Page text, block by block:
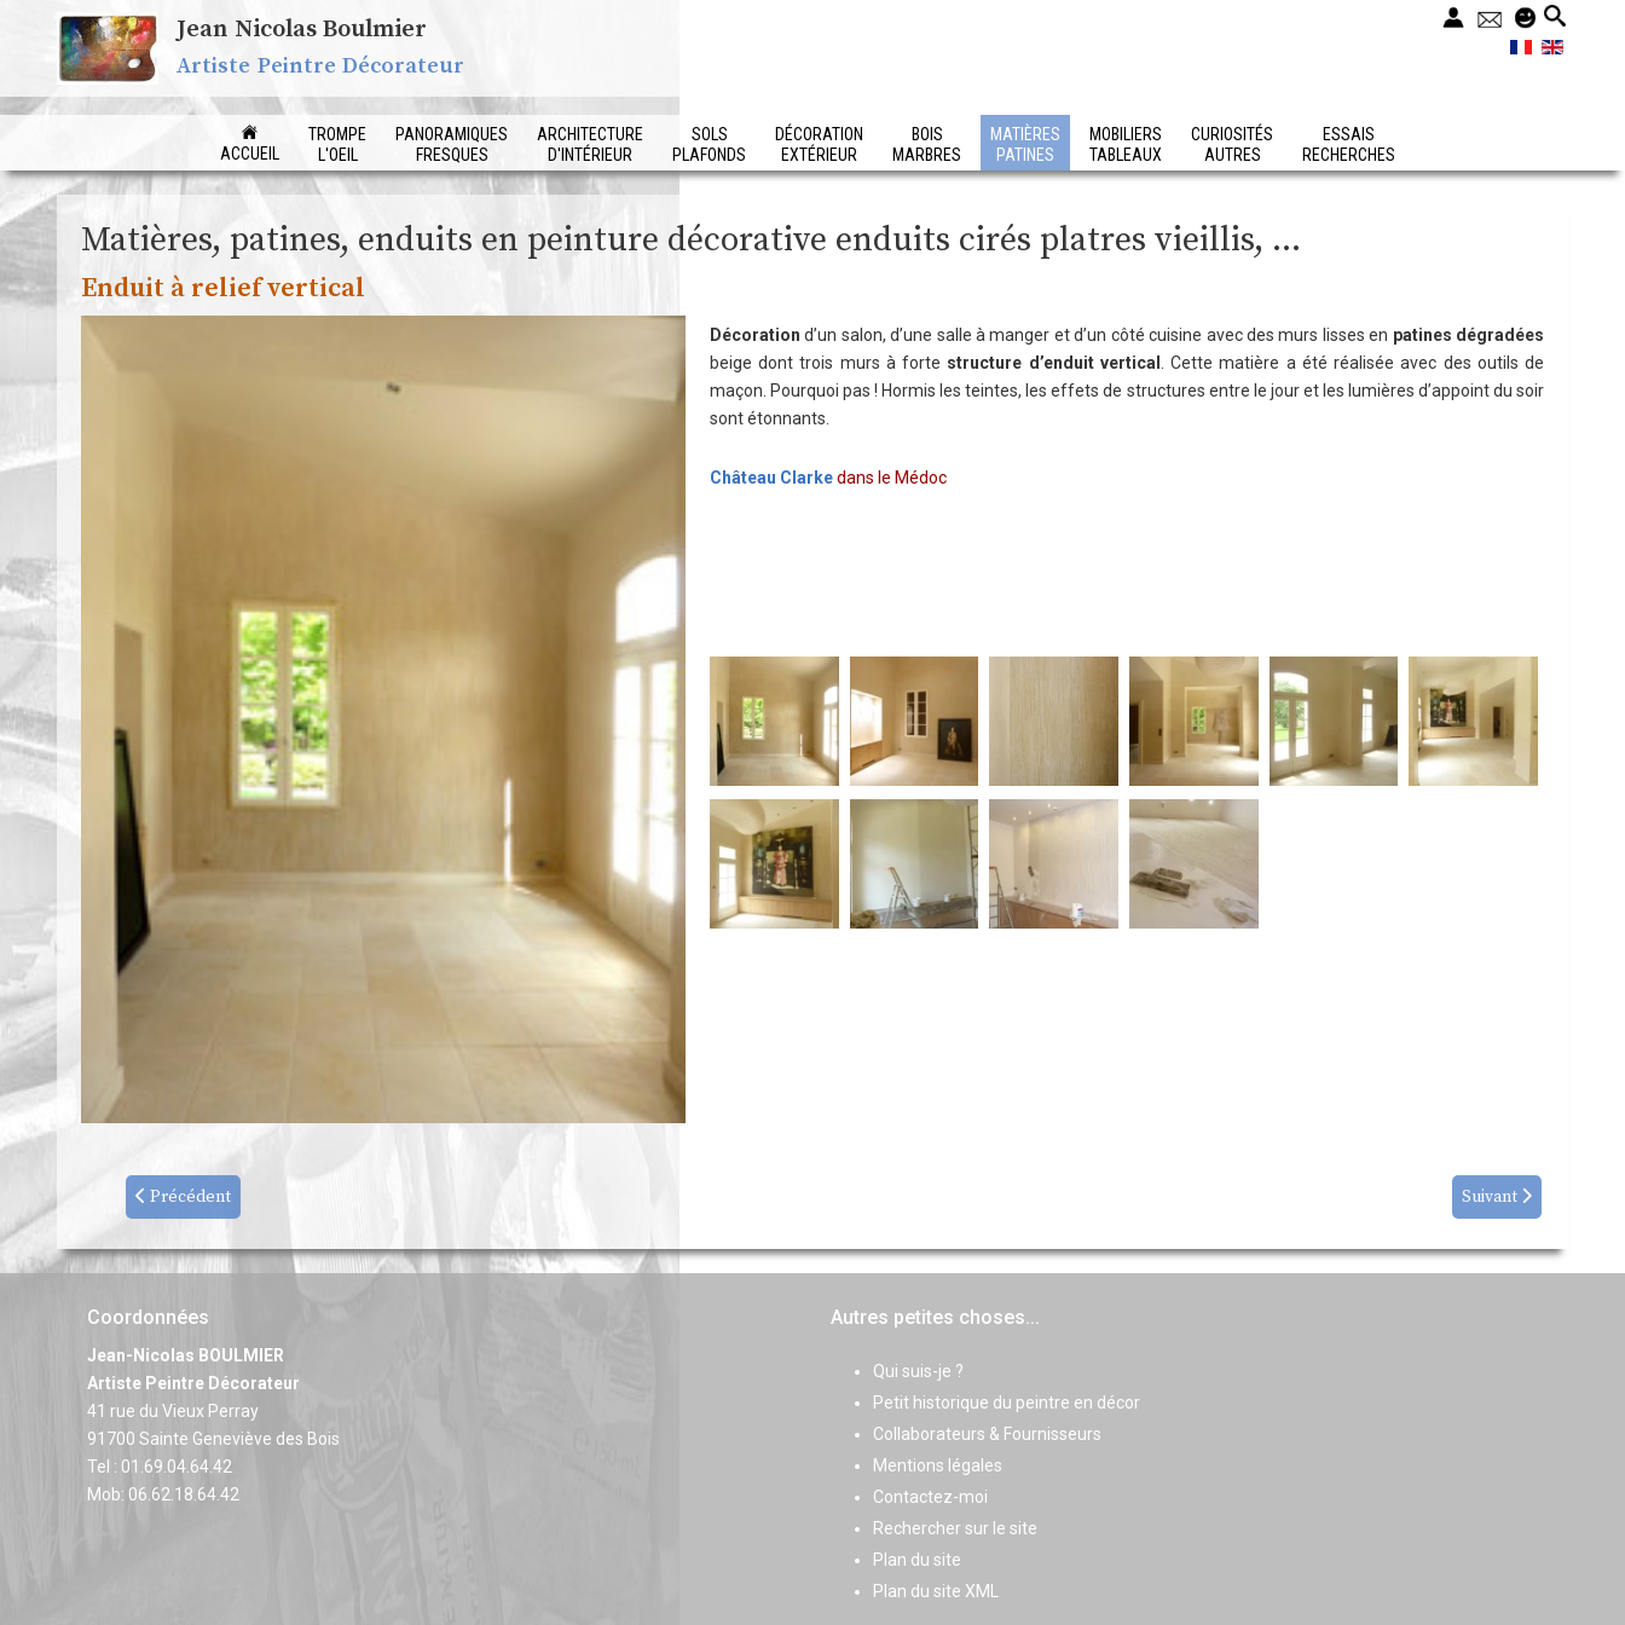
Jean Nicolas Boulmier
Artiste Peintre Décorateur
ACCUEIL
TROMPE
L'OEIL
PANORAMIQUES
FRESQUES
ARCHITECTURE
D'INTÉRIEUR
SOLS
PLAFONDS
DÉCORATION
EXTÉRIEUR
BOIS
MARBRES
MATIÈRES
PATINES
MOBILIERS
TABLEAUX
CURIOSITÉS
AUTRES
ESSAIS
RECHERCHES
Matières, patines, enduits en peinture décorative enduits cirés platres vieillis, ...
Enduit à relief vertical
Décorationd’un salon, d’une salle à manger et d’un côté cuisine avec des murs lisses en patines dégradées
beige dont trois murs à forte structure d’enduit vertical
. Cette matière a été réalisée avec des outils de
maçon. Pourquoi pas ! Hormis les teintes, les effets de structures entre le jour et les lumières d’appoint du soir
sont étonnants.
Château Clarkedans le Médoc
Précédent Suivant
Coordonnées
Jean-Nicolas BOULMIER
Artiste Peintre Décorateur
41 rue du Vieux Perray
91700 Sainte Geneviève des Bois
Tel : 01.69.04.64.42
Mob: 06.62.18.64.42
Autres petites choses...
Qui suis-je ?
Petit historique du peintre en décor
Collaborateurs & Fournisseurs
Mentions légales
Contactez-moi
Rechercher sur le site
Plan du site
Plan du site XML